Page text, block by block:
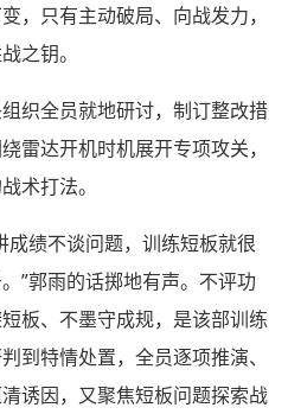
，只有主动破局、向战发力，
之钥。
织全员就地研讨，制订整改措
雷达开机时机展开专项攻关，
术打法。
成绩不谈问题，训练短板就很
”郭雨的话掷地有声。不评功
板、不墨守成规，是该部训练
到特情处置，全员逐项推演、
诱因，又聚焦短板问题探索战